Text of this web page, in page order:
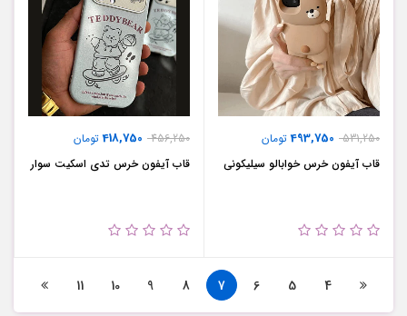
531,250
493,750تومان
قاب آیفون خرس خوابالو سیلیکونی
456,250
418,750تومان
قاب آیفون خرس تدی اسکیت سوار
4
5
6
7
8
9
10
11